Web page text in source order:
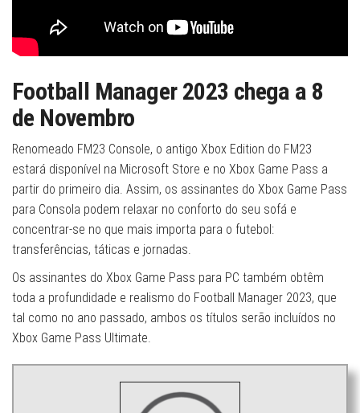
Football Manager 2023 chega a 8
de Novembro
Renomeado FM23 Console, o antigo Xbox Edition do FM23
estará disponível na Microsoft Store e no Xbox Game Pass a
partir do primeiro dia. Assim, os assinantes do Xbox Game Pass
para Consola podem relaxar no conforto do seu sofá e
concentrar-se no que mais importa para o futebol:
transferências, táticas e jornadas.
Os assinantes do Xbox Game Pass para PC também obtêm
toda a profundidade e realismo do Football Manager 2023, que
tal como no ano passado, ambos os títulos serão incluídos no
Xbox Game Pass Ultimate.